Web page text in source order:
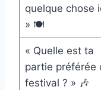
quelque chose
» 🍽️
« Quelle est ta
partie préférée
festival ? » 🎶